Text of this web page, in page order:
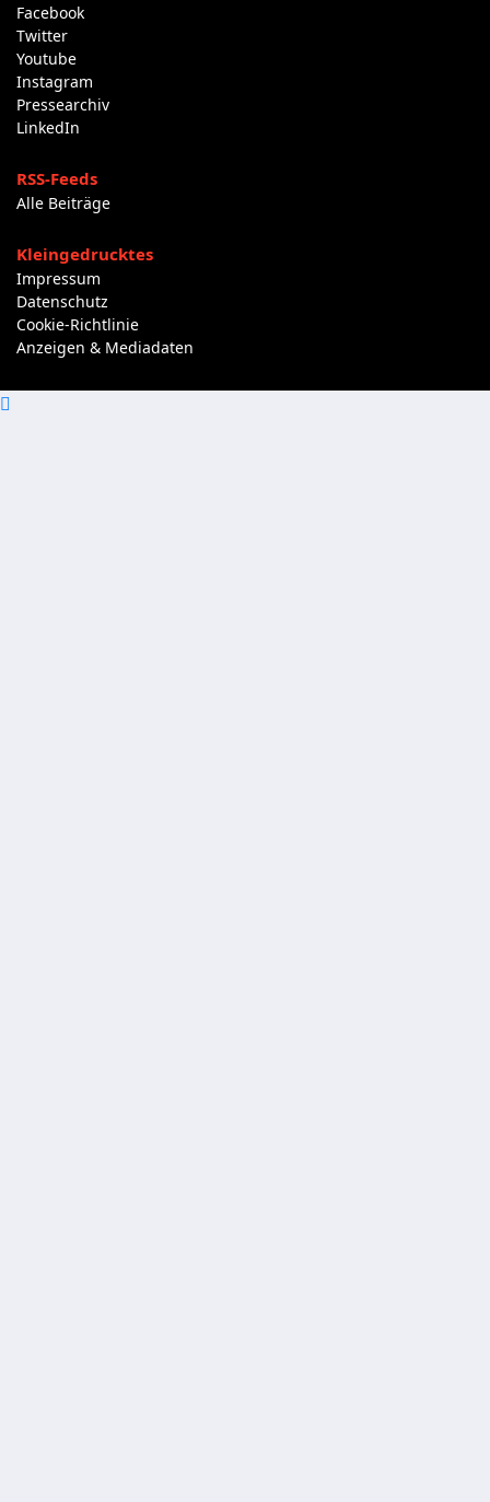
Facebook
Twitter
Youtube
Instagram
Pressearchiv
LinkedIn
RSS-Feeds
Alle Beiträge
Kleingedrucktes
Impressum
Datenschutz
Cookie-Richtlinie
Anzeigen & Mediadaten